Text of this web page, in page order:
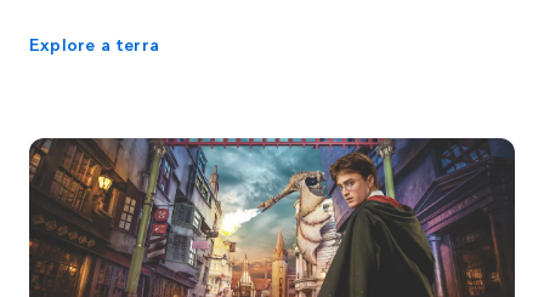
Explore a terra